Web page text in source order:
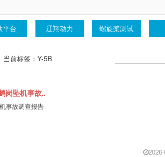
旋翼航空器 零重力航空 h425直升
当前标签：Y-5B
岗坠机事故..
事故调查报告